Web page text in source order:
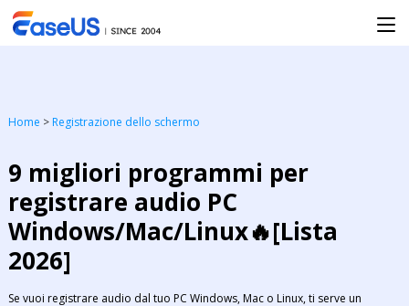
Home > Registrazione dello schermo
9 migliori programmi per
registrare audio PC
Windows/Mac/Linux🔥[Lista
2026]
Se vuoi registrare audio dal tuo PC Windows, Mac o Linux, ti serve un